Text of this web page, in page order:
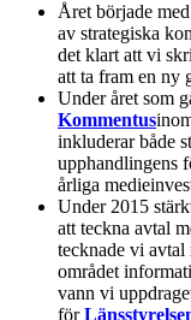
Året började
av strategiska
det klart att vi
att ta fram en ny
Under året som
Kommentus
inkluderar både
upphandlingens
årliga
Under 2015
att teckna avtal
tecknade vi avtal
området
vann vi
för